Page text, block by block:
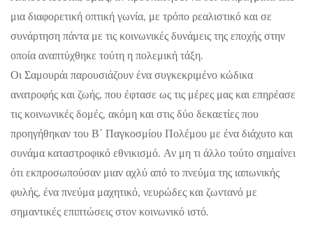
μια διαφορετική οπτική γωνία, με τρόπο ρεαλιστικό και σε
συνάρτηση πάντα με τις κοινωνικές δυνάμεις της εποχής στην
οποία αναπτύχθηκε τούτη η πολεμική τάξη.
Οι Σαμουράι παρουσιάζουν ένα συγκεκριμένο κώδικα
ανατροφής και ζωής, που έφτασε ως τις μέρες μας και επηρέασε
τις κοινωνικές δομές, ακόμη και στις δύο δεκαετίες που
προηγήθηκαν του Β΄ Παγκοσμίου Πολέμου με ένα διάχυτο και
συνάμα καταστροφικό εθνικισμό. Αν μη τι άλλο τούτο σημαίνει
ότι εκπροσωπούσαν μιαν αχλύ από το πνεύμα της ιαπωνικής
φυλής, ένα πνεύμα μαχητικό, νευρώδες και ζωντανό με
σημαντικές επιπτώσεις στον κοινωνικό ιστό.